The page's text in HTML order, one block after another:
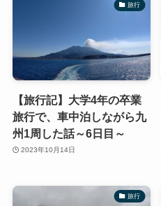
旅行
【旅行記】大学4年の卒業
旅行で、車中泊しながら九
州1周した話～6日目～
2023年10月14日
旅行